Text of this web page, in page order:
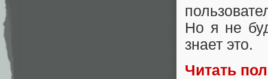
Но я не
знает это.
Читать